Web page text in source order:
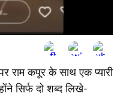
राम कपूर के साथ एक प्यारी
सिर्फ दो शब्द लिखे-